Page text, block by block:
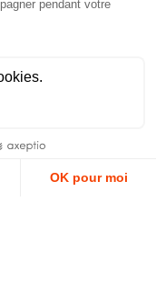
la politique de